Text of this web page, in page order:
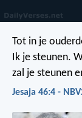
Tot in je
Ik je steunen.
zal je steunen
Jesaja 46:4 -